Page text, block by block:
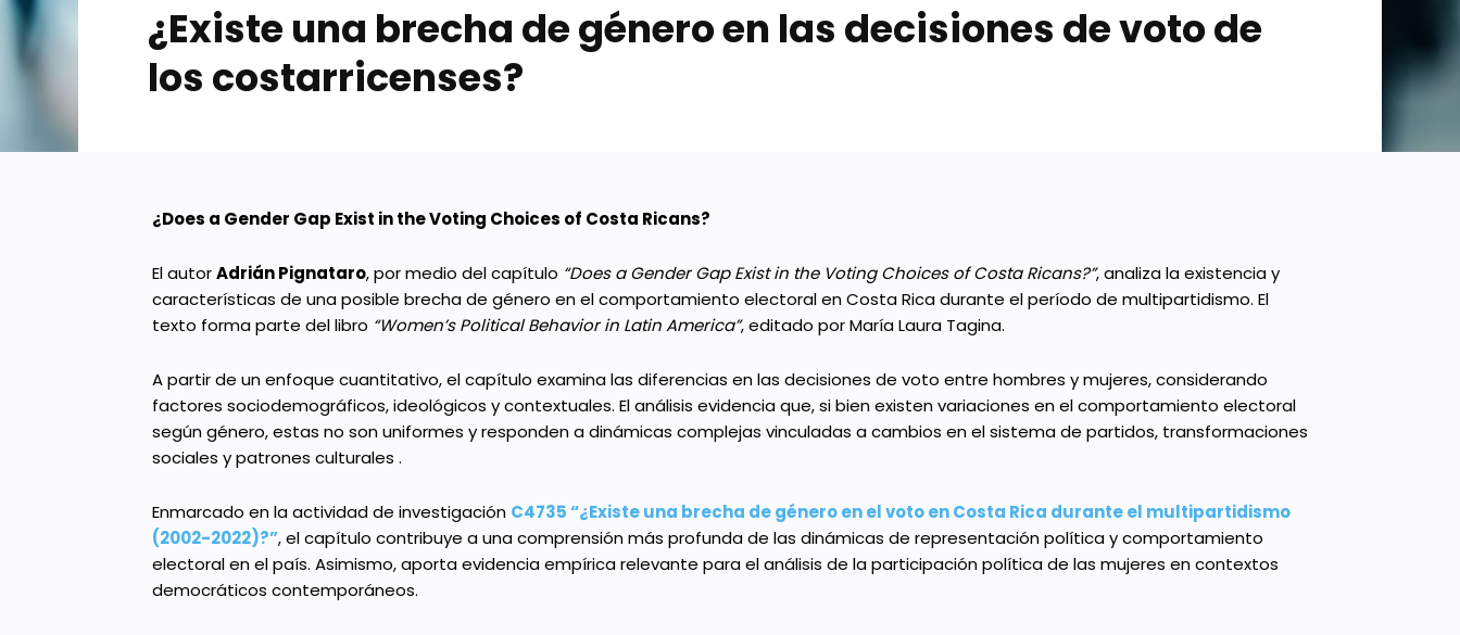
¿Existe una brecha de género en las decisiones de voto de
los costarricenses?
¿Does a Gender Gap Exist in the Voting Choices of Costa Ricans?
El autorAdrián Pignataro, por medio del capítulo “Does a Gender Gap Exist in the Voting Choices of Costa Ricans?”, analiza la existencia y
características de una posible brecha de género en el comportamiento electoral en Costa Rica durante el período de multipartidismo. El
texto forma parte del libro “Women’s Political Behavior in Latin America”, editado por María Laura Tagina.
A partir de un enfoque cuantitativo, el capítulo examina las diferencias en las decisiones de voto entre hombres y mujeres, considerando
factores sociodemográficos, ideológicos y contextuales. El análisis evidencia que, si bien existen variaciones en el comportamiento electoral
según género, estas no son uniformes y responden a dinámicas complejas vinculadas a cambios en el sistema de partidos, transformaciones
sociales y patrones culturales .
Enmarcado en la actividad de investigación C4735 “¿Existe una brecha de género en el voto en Costa Rica durante el multipartidismo
(2002-2022)?”, el capítulo contribuye a una comprensión más profunda de las dinámicas de representación política y comportamiento
electoral en el país. Asimismo, aporta evidencia empírica relevante para el análisis de la participación política de las mujeres en contextos
democráticos contemporáneos.